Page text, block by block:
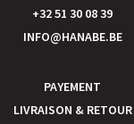
+32 51 30 08 39
INFO@HANABE.BE
PAYEMENT
LIVRAISON & RETOUR